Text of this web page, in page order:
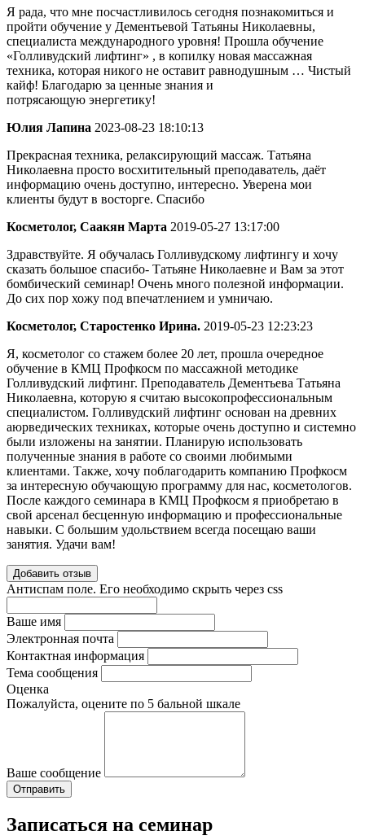
Я рада, что мне посчастливилось сегодня познакомиться и
пройти обучение у Дементьевой Татьяны Николаевны,
специалиста международного уровня! Прошла обучение
«Голливудский лифтинг» , в копилку новая массажная
техника, которая никого не оставит равнодушным … Чистый
кайф! Благодарю за ценные знания и
потрясающую энергетику!
Юлия Лапина 2023-08-23 18:10:13
Прекрасная техника, релаксирующий массаж. Татьяна
Николаевна просто восхитительный преподаватель, даёт
информацию очень доступно, интересно. Уверена мои
клиенты будут в восторге. Спасибо
Косметолог, Саакян Марта 2019-05-27 13:17:00
Здравствуйте. Я обучалась Голливудскому лифтингу и хочу
сказать большое спасибо- Татьяне Николаевне и Вам за этот
бомбический семинар! Очень много полезной информации.
До сих пор хожу под впечатлением и умничаю.
Косметолог, Старостенко Ирина. 2019-05-23 12:23:23
Я, косметолог со стажем более 20 лет, прошла очередное
обучение в КМЦ Профкосм по массажной методике
Голливудский лифтинг. Преподаватель Дементьева Татьяна
Николаевна, которую я считаю высокопрофессиональным
специалистом. Голливудский лифтинг основан на древних
аюрведических техниках, которые очень доступно и системно
были изложены на занятии. Планирую использовать
полученные знания в работе со своими любимыми
клиентами. Также, хочу поблагодарить компанию Профкосм
за интересную обучающую программу для нас, косметологов.
После каждого семинара в КМЦ Профкосм я приобретаю в
свой арсенал бесценную информацию и профессиональные
навыки. С большим удольствием всегда посещаю ваши
занятия. Удачи вам!
Добавить отзыв
Антиспам поле. Его необходимо скрыть через css
Ваше имя
Электронная почта
Контактная информация
Тема сообщения
Оценка
Пожалуйста, оцените по 5 бальной шкале
Ваше сообщение
Записаться на семинар